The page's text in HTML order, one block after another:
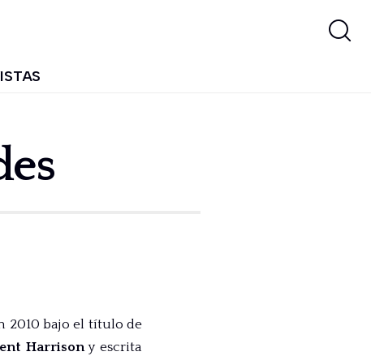
2010 bajo el título de
Harrisony escrita